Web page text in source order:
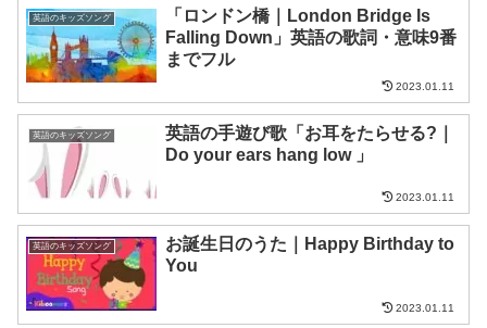
英語のキッズソング
「ロンドン橋｜London Bridge Is
Falling Down」英語の歌詞・意味9番
までフル
2023.01.11
英語のキッズソング
英語の手遊び歌「お耳をたらせる?｜
Do your ears hang low 」
2023.01.11
英語のキッズソング
お誕生日のうた｜Happy Birthday to
You
2023.01.11